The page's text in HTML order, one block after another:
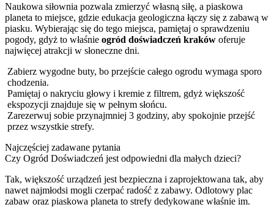
Naukowa siłownia pozwala zmierzyć własną siłę, a piaskowa
planeta to miejsce, gdzie edukacja geologiczna łączy się z zabawą w
piasku. Wybierając się do tego miejsca, pamiętaj o sprawdzeniu
pogody, gdyż to właśnie ogród doświadczeń kraków oferuje
najwięcej atrakcji w słoneczne dni.
Zabierz wygodne buty, bo przejście całego ogrodu wymaga sporo
chodzenia.
Pamiętaj o nakryciu głowy i kremie z filtrem, gdyż większość
ekspozycji znajduje się w pełnym słońcu.
Zarezerwuj sobie przynajmniej 3 godziny, aby spokojnie przejść
przez wszystkie strefy.
Najczęściej zadawane pytania
Czy Ogród Doświadczeń jest odpowiedni dla małych dzieci?
Tak, większość urządzeń jest bezpieczna i zaprojektowana tak, aby
nawet najmłodsi mogli czerpać radość z zabawy. Odlotowy plac
zabaw oraz piaskowa planeta to strefy dedykowane właśnie im.